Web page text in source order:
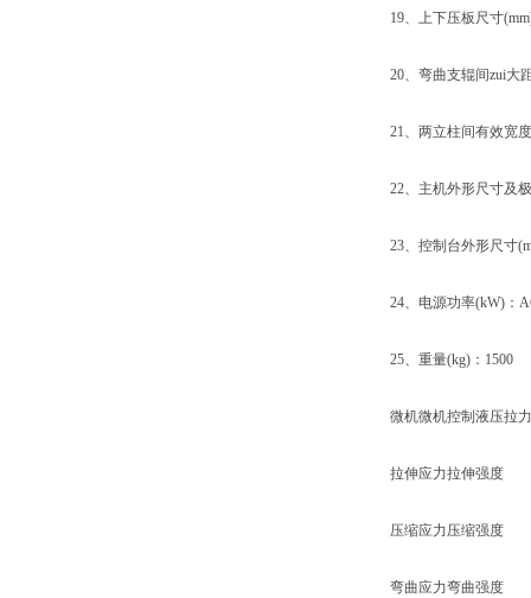
19、上下压板尺寸
20、弯曲支辊间zui大距
21、两立柱间有效宽度
22、主机外形尺寸及极
23、控制台外形尺寸
24、电源功率(kW)：
25、重量(kg)：1500
微机微机控制液压拉力
拉伸应力拉伸强度
压缩应力压缩强度
弯曲应力弯曲强度